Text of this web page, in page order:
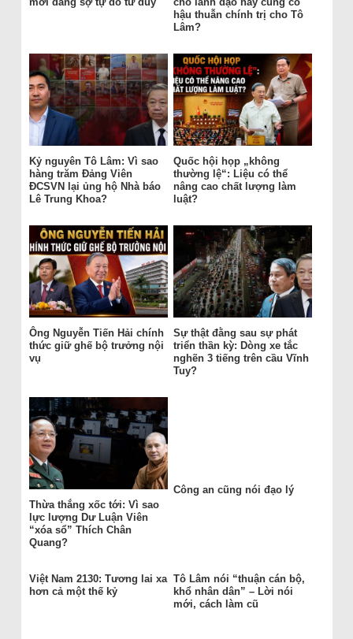
hậu thuẫn chính trị cho Tô
Lâm?
Kỷ nguyên Tô Lâm: Vì sao
hàng trăm Đảng Viên
ĐCSVN lại ủng hộ Nhà báo
Lê Trung Khoa?
Quốc hội họp „không
thường lệ“: Liệu có thể
nâng cao chất lượng làm
luật?
Ông Nguyễn Tiến Hải chính
thức giữ ghế bộ trưởng nội
vụ
Sự thật đằng sau sự phát
triển thần kỳ: Dòng xe tắc
nghẽn 3 tiếng trên cầu Vĩnh
Tuy?
Thừa thắng xốc tới: Vì sao
lực lượng Dư Luận Viên
“xóa sổ” Thích Chân
Quang?
Công an cũng nói đạo lý
Việt Nam 2130: Tương lai xa
hơn cả một thế kỷ
Tô Lâm nói “thuận cán bộ,
khổ nhân dân” – Lời nói
mới, cách làm cũ